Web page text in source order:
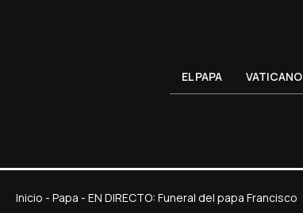
EL PAPA VATICANO
Inicio - Papa - EN DIRECTO: Funeral del papa Francisco